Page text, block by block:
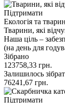
Підтримати
Екологія та
Тварини, які
Наша ціль –
(на день для
Зібрано
123758,33 грн.
Залишилось
76241,67 грн.
Підтримати